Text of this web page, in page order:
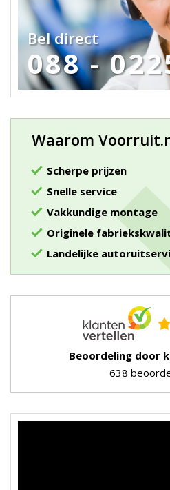
Bel direct
088 -
Waarom
Scherpe prijzen
Snelle service
Vakkundige montage
Originele
Landelijke
Beoordeling door
638